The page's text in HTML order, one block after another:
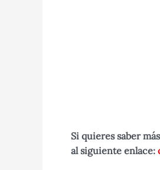
Si quieres saber
al siguiente enlace: